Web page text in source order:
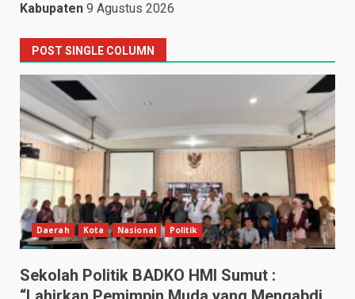
Kabupaten 9 Agustus 2026
POST SINGLE COLUMN
Daerah Kota Nasional Politik
Sekolah Politik BADKO HMI Sumut :